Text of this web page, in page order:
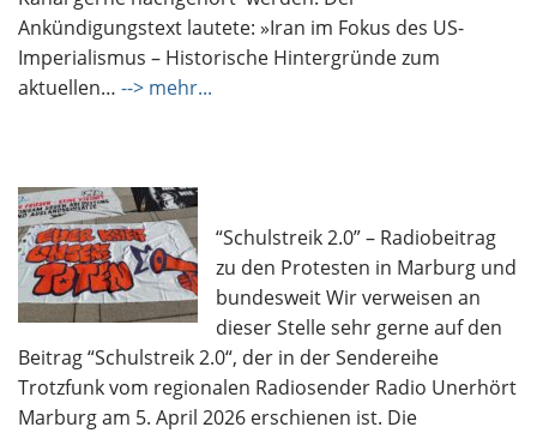
Ankündigungstext lautete: »Iran im Fokus des US-
Imperialismus – Historische Hintergründe zum
aktuellen… --> mehr...
“Schulstreik 2.0” – Radiobeitrag
zu den Protesten in Marburg und
bundesweit Wir verweisen an
dieser Stelle sehr gerne auf den
Beitrag “Schulstreik 2.0“, der in der Sendereihe
Trotzfunk vom regionalen Radiosender Radio Unerhört
Marburg am 5. April 2026 erschienen ist. Die